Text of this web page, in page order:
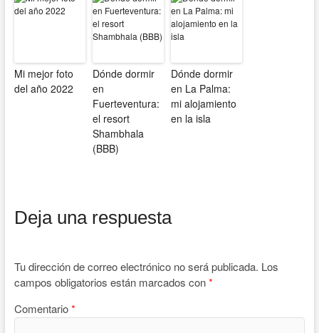
Mi mejor foto
del año 2022
Dónde dormir
en
Fuerteventura:
el resort
Shambhala
(BBB)
Dónde dormir
en La Palma:
mi alojamiento
en la isla
Deja una respuesta
Tu dirección de correo electrónico no será publicada. Los
campos obligatorios están marcados con*
Comentario*